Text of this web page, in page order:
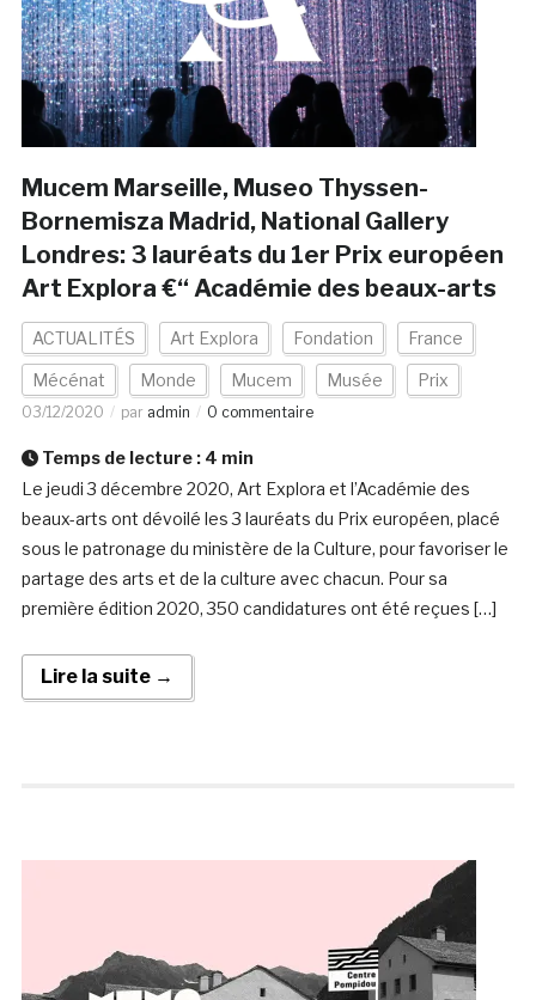
Mucem Marseille, Museo Thyssen-
Bornemisza Madrid, National Gallery
Londres: 3 lauréats du 1er Prix européen
Art Explora €“ Académie des beaux-arts
ACTUALITÉS Art Explora Fondation France
Mécénat Monde Mucem Musée Prix
03/12/2020 par admin 0 commentaire
Temps de lecture : 4 min
Le jeudi 3 décembre 2020, Art Explora et l’Académie des
beaux-arts ont dévoilé les 3 lauréats du Prix européen, placé
sous le patronage du ministère de la Culture, pour favoriser le
partage des arts et de la culture avec chacun. Pour sa
première édition 2020, 350 candidatures ont été reçues […]
Lire la suite →